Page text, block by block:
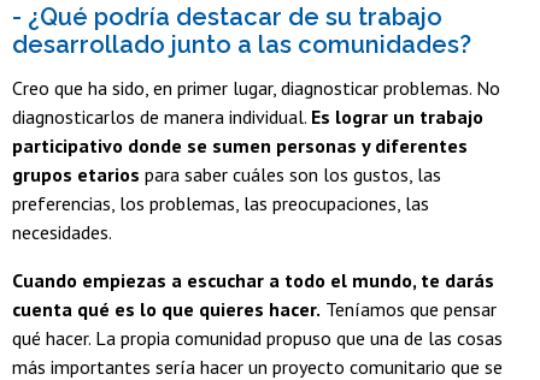
- ¿Qué podría destacar de su trabajo
desarrollado junto a las comunidades?
Creo que ha sido, en primer lugar, diagnosticar problemas. No
diagnosticarlos de manera individual. Es lograr un trabajo
participativo donde se sumen personas y diferentes
grupos etarios para saber cuáles son los gustos, las
preferencias, los problemas, las preocupaciones, las
necesidades.
Cuando empiezas a escuchar a todo el mundo, te darás
cuenta qué es lo que quieres hacer. Teníamos que pensar
qué hacer. La propia comunidad propuso que una de las cosas
más importantes sería hacer un proyecto comunitario que se